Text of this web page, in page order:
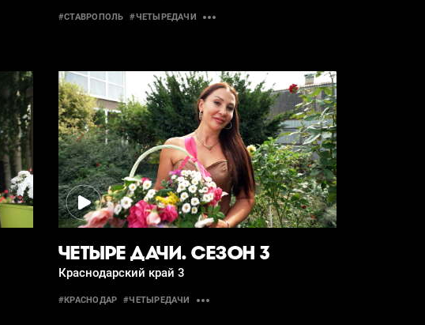
#СТАВРОПОЛЬ #ЧЕТЫРЕДАЧИ
ЧЕТЫРЕ ДАЧИ. СЕЗОН 3
Краснодарский край 3
#КРАСНОДАР #ЧЕТЫРЕДАЧИ